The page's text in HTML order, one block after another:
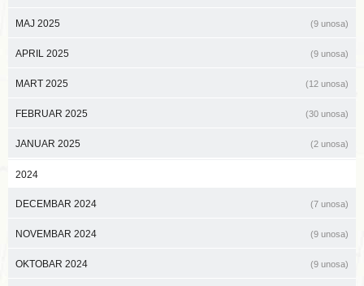
MAJ 2025 (9 unosa)
APRIL 2025 (9 unosa)
MART 2025 (12 unosa)
FEBRUAR 2025 (30 unosa)
JANUAR 2025 (2 unosa)
2024
DECEMBAR 2024 (7 unosa)
NOVEMBAR 2024 (9 unosa)
OKTOBAR 2024 (9 unosa)